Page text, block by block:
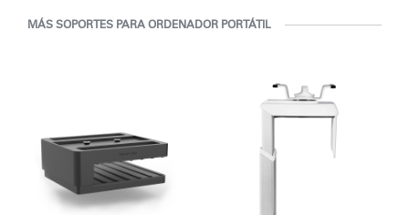
¿Ha olvidado su
contraseña?
España
Select
Region
MÁS SOPORTES PARA ORDENADOR PORTÁTIL